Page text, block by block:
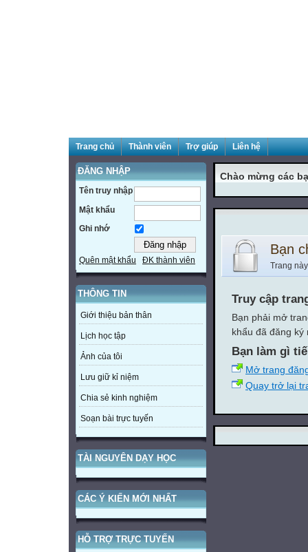
Trang chủ Thành viên Trợ giúp Liên hệ
ĐĂNG NHẬP
Tên truy nhập
Mật khẩu
Ghi nhớ
Quên mật khẩu ĐK thành viên
THÔNG TIN
Giới thiệu bản thân
Lịch học tập
Ảnh của tôi
Lưu giữ kỉ niệm
Chia sẻ kinh nghiệm
Soạn bài trực tuyến
TÀI NGUYÊN DẠY HỌC
CÁC Ý KIẾN MỚI NHẤT
HỖ TRỢ TRỰC TUYẾN
Chào mừng các
Bạn
Trang
Truy cập
Bạn phải mở
khẩu đã đăng
Bạn làm gì
Mở trang
Quay trở lại